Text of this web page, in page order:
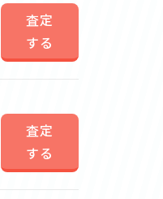
査定
する
査定
する